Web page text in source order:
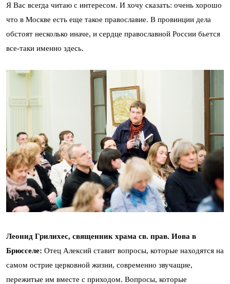
Я Вас всегда читаю с интересом. И хочу сказать: очень хорошо
что в Москве есть еще такое православие. В провинции дела
обстоят несколько иначе, и сердце православной России бьется
все-таки именно здесь.
Леонид Грилихес, священник храма св. прав. Иова в
Брюсселе: Отец Алексий ставит вопросы, которые находятся на
самом острие церковной жизни, современно звучащие,
пережитые им вместе с приходом. Вопросы, которые